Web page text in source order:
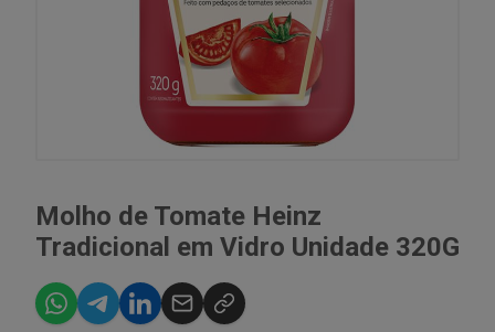
Molho de Tomate Heinz
Tradicional em Vidro Unidade 320G